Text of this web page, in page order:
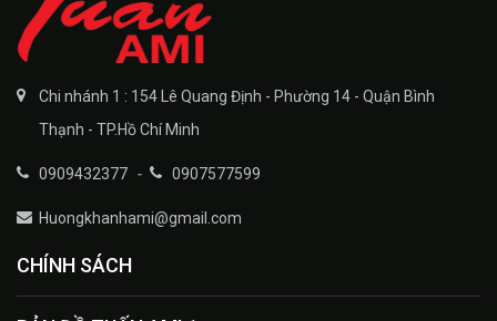
Chi nhánh 1 : 154 Lê Quang Định - Phường 14 - Quận Bình
Thạnh - TP.Hồ Chí Minh
0909432377 - 0907577599
Huongkhanhami@gmail.com
CHÍNH SÁCH